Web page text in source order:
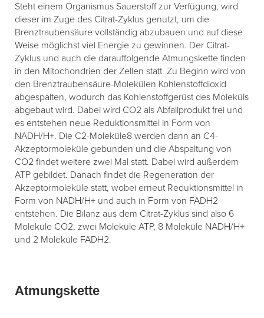
Steht einem Organismus Sauerstoff zur Verfügung, wird
dieser im Zuge des Citrat-Zyklus genutzt, um die
Brenztraubensäure vollständig abzubauen und auf diese
Weise möglichst viel Energie zu gewinnen. Der Citrat-
Zyklus und auch die darauffolgende Atmungskette finden
in den Mitochondrien der Zellen statt. Zu Beginn wird von
den Brenztraubensäure-Molekülen Kohlenstoffdioxid
abgespalten, wodurch das Kohlenstoffgerüst des Moleküls
abgebaut wird. Dabei wird CO2 als Abfallprodukt frei und
es entstehen neue Reduktionsmittel in Form von
NADH/H+. Die C2-Moleküle8 werden dann an C4-
Akzeptormoleküle gebunden und die Abspaltung von
CO2 findet weitere zwei Mal statt. Dabei wird außerdem
ATP gebildet. Danach findet die Regeneration der
Akzeptormoleküle statt, wobei erneut Reduktionsmittel in
Form von NADH/H+ und auch in Form von FADH2
entstehen. Die Bilanz aus dem Citrat-Zyklus sind also 6
Moleküle CO2, zwei Moleküle ATP, 8 Moleküle NADH/H+
und 2 Moleküle FADH2.
Atmungskette